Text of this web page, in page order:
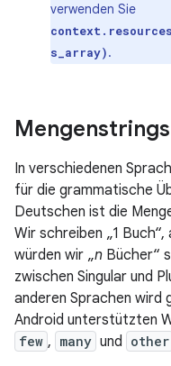
verwenden Sie
s_array).
In verschiedenen
für die grammatische
Deutschen ist die
Wir schreiben „1
würden wir „n Bücher“
zwischen Singular und
anderen Sprachen wird
Android unterstützten
few , many und other